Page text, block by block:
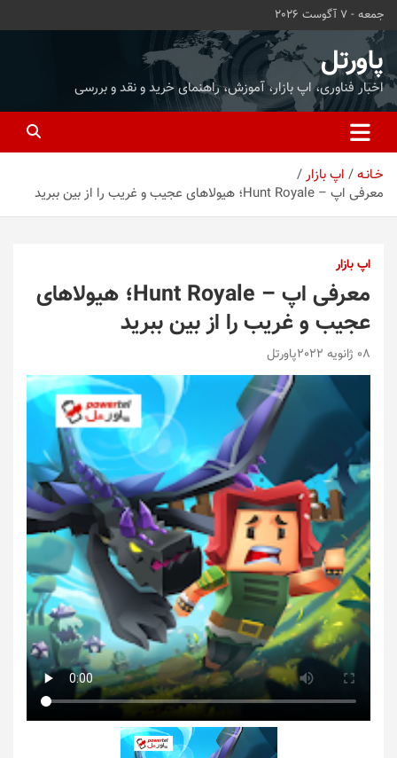
محتوا
بروید
جمعه - 7 آگوست 2026
پاورتل
اخبار فناوری، اپ بازار، آموزش، راهنمای خرید و نقد و بررسی
خـانـه
اپ بازار
معرفی اپ – Hunt Royale؛ هیولاهای عجیب و غریب را از بین ببرید
اپ بازار
معرفی اپ – Hunt Royale؛ هیولاهای
عجیب و غریب را از بین ببرید
08 ژانویه 2022 پاورتل